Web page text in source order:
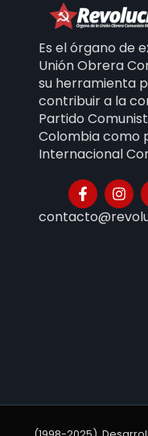
Es el órgano de
Unión Obrera
su herramienta
contribuir a la
Partido
Colombia como
Internacional